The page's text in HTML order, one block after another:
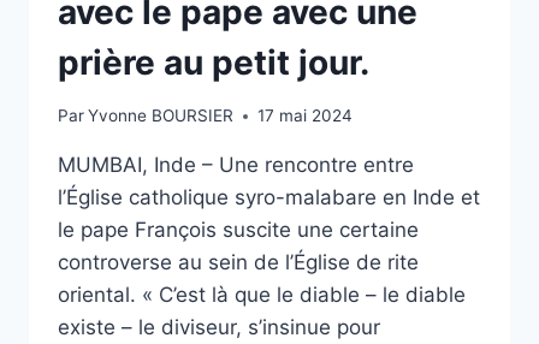
avec le pape avec une
prière au petit jour.
ParYvonne BOURSIER 17 mai 2024
MUMBAI, Inde – Une rencontre entre
l’Église catholique syro-malabare en Inde et
le pape François suscite une certaine
controverse au sein de l’Église de rite
oriental. « C’est là que le diable – le diable
existe – le diviseur, s’insinue pour